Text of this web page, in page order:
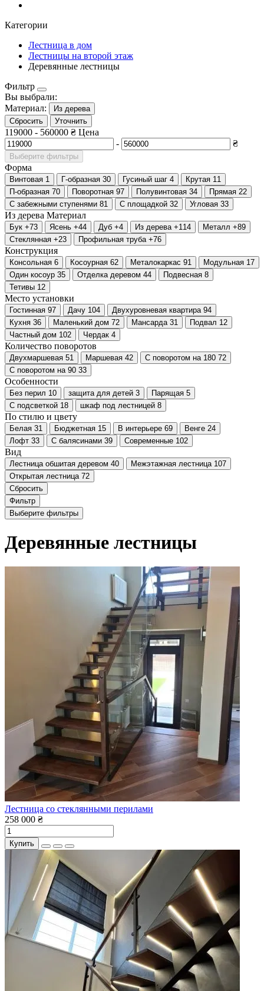
Категории
Лестница в дом
Лестницы на второй этаж
Деревянные лестницы
Фильтр
Вы выбрали:
Материал:
Из дерева
Сбросить
Уточнить
119000 - 560000 ₴ Цена
-
₴
Выберите фильтры
Форма
Винтовая 1 Г-образная 30 Гусиный шаг 4 Крутая 11
П-образная 70 Поворотная 97 Полувинтовая 34 Прямая 22
С забежными ступенями 81 С площадкой 32 Угловая 33
Из дерева Материал
Бук +73 Ясень +44 Дуб +4 Из дерева +114 Металл +89
Стеклянная +23 Профильная труба +76
Конструкция
Консольная 6 Косоурная 62 Металокаркас 91 Модульная 17
Один косоур 35 Отделка деревом 44 Подвесная 8
Тетивы 12
Место установки
Гостинная 97 Дачу 104 Двухуровневая квартира 94
Кухня 36 Маленький дом 72 Мансарда 31 Подвал 12
Частный дом 102 Чердак 4
Количество поворотов
Двухмаршевая 51 Маршевая 42 С поворотом на 180 72
С поворотом на 90 33
Особенности
Без перил 10 защита для детей 3 Парящая 5
С подсветкой 18 шкаф под лестницей 8
По стилю и цвету
Белая 31 Бюджетная 15 В интерьере 69 Венге 24
Лофт 33 С балясинами 39 Современные 102
Вид
Лестница обшитая деревом 40 Межэтажная лестница 107
Открытая лестница 72
Сбросить
Фильтр
Выберите фильтры
Деревянные лестницы
Лестница со стеклянными перилами
258 000 ₴
Купить